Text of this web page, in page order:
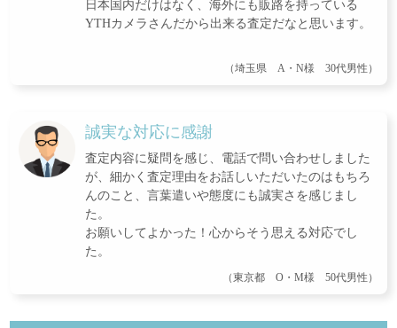
日本国内だけはなく、海外にも販路を持っている
YTHカメラさんだから出来る査定だなと思います。
（埼玉県 A・N様 30代男性）
誠実な対応に感謝
査定内容に疑問を感じ、電話で問い合わせしました
が、細かく査定理由をお話しいただいたのはもちろ
んのこと、言葉遣いや態度にも誠実さを感じまし
た。
お願いしてよかった！心からそう思える対応でし
た。
（東京都 O・M様 50代男性）